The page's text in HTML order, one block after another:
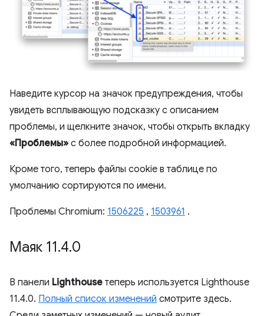
Наведите курсор на значок предупреждения, чтобы
увидеть всплывающую подсказку с описанием
проблемы, и щелкните значок, чтобы открыть вкладку
«Проблемы» с более подробной информацией.
Кроме того, теперь файлы cookie в таблице по
умолчанию сортируются по имени.
Проблемы Chromium: 1506225 , 1503961 .
Маяк 11.4.0
В панели Lighthouse теперь используется Lighthouse
11.4.0. Полный список изменений смотрите здесь.